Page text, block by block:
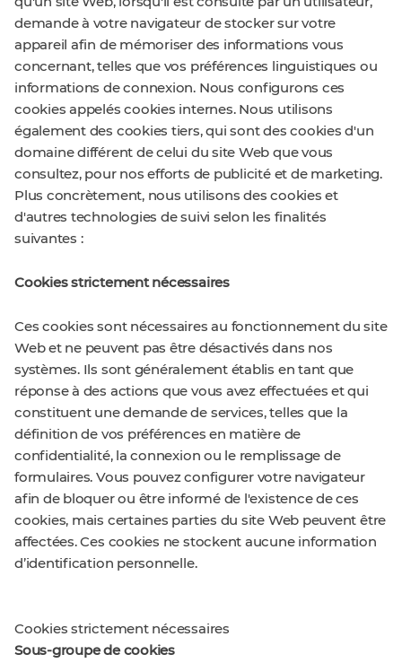
demande à votre navigateur de stocker sur votre
appareil afin de mémoriser des informations vous
concernant, telles que vos préférences linguistiques ou
informations de connexion. Nous configurons ces
cookies appelés cookies internes. Nous utilisons
également des cookies tiers, qui sont des cookies d'un
domaine différent de celui du site Web que vous
consultez, pour nos efforts de publicité et de marketing.
Plus concrètement, nous utilisons des cookies et
d'autres technologies de suivi selon les finalités
suivantes :
Cookies strictement nécessaires
Ces cookies sont nécessaires au fonctionnement du site
Web et ne peuvent pas être désactivés dans nos
systèmes. Ils sont généralement établis en tant que
réponse à des actions que vous avez effectuées et qui
constituent une demande de services, telles que la
définition de vos préférences en matière de
confidentialité, la connexion ou le remplissage de
formulaires. Vous pouvez configurer votre navigateur
afin de bloquer ou être informé de l'existence de ces
cookies, mais certaines parties du site Web peuvent être
affectées. Ces cookies ne stockent aucune information
d’identification personnelle.
Cookies strictement nécessaires
Sous-groupe de cookies